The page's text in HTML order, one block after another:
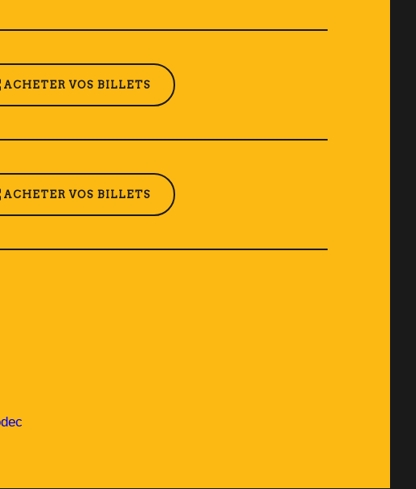
ACHETER VOS BILLETS
ACHETER VOS BILLETS